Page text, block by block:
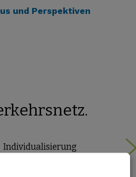
und Perspektiven
Individualisierung